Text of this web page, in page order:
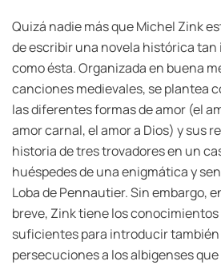
Quizá nadie más que Michel Zink
de escribir una novela histórica
como ésta. Organizada en buena
canciones medievales, se plantea
las diferentes formas de amor (el
amor carnal, el amor a Dios) y sus
historia de tres trovadores en un
huéspedes de una enigmática y
Loba de Pennautier. Sin embargo,
breve, Zink tiene los
suficientes para introducir también
persecuciones a los albigenses